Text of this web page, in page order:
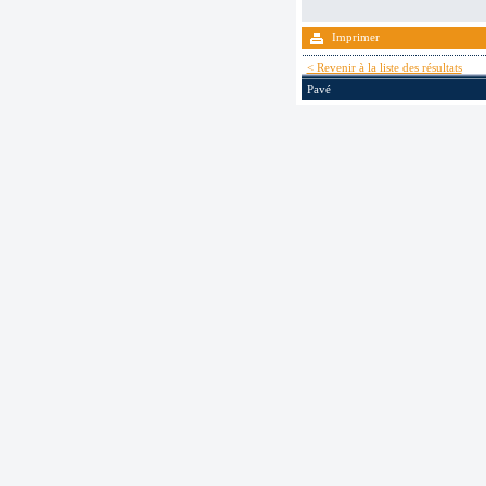
Imprimer
< Revenir à la liste des résultats
Pavé